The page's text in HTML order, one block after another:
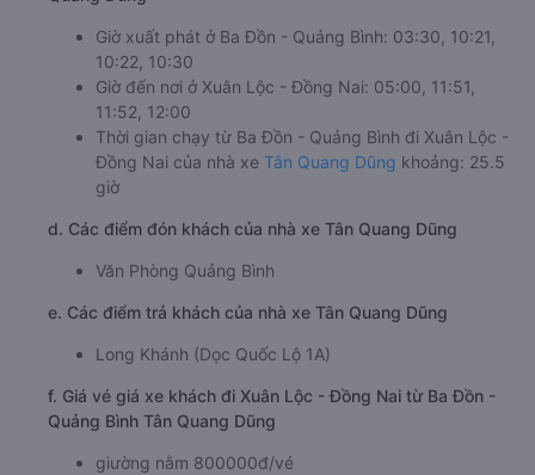
Giờ xuất phát ở Ba Đồn - Quảng Bình: 03:30, 10:21,
10:22, 10:30
Giờ đến nơi ở Xuân Lộc - Đồng Nai: 05:00, 11:51,
11:52, 12:00
Thời gian chạy từ Ba Đồn - Quảng Bình đi Xuân Lộc -
Đồng Nai của nhà xe Tân Quang Dũng khoảng: 25.5
giờ
d. Các điểm đón khách của nhà xe Tân Quang Dũng
Văn Phòng Quảng Bình
e. Các điểm trả khách của nhà xe Tân Quang Dũng
Long Khánh (Dọc Quốc Lộ 1A)
f. Giá vé giá xe khách đi Xuân Lộc - Đồng Nai từ Ba Đồn -
Quảng Bình Tân Quang Dũng
giường nằm 800000đ/vé